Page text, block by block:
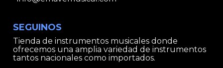
SEGUINOS
Tienda de instrumentos musicales donde
ofrecemos una amplia variedad de instrumentos
tantos nacionales como importados.